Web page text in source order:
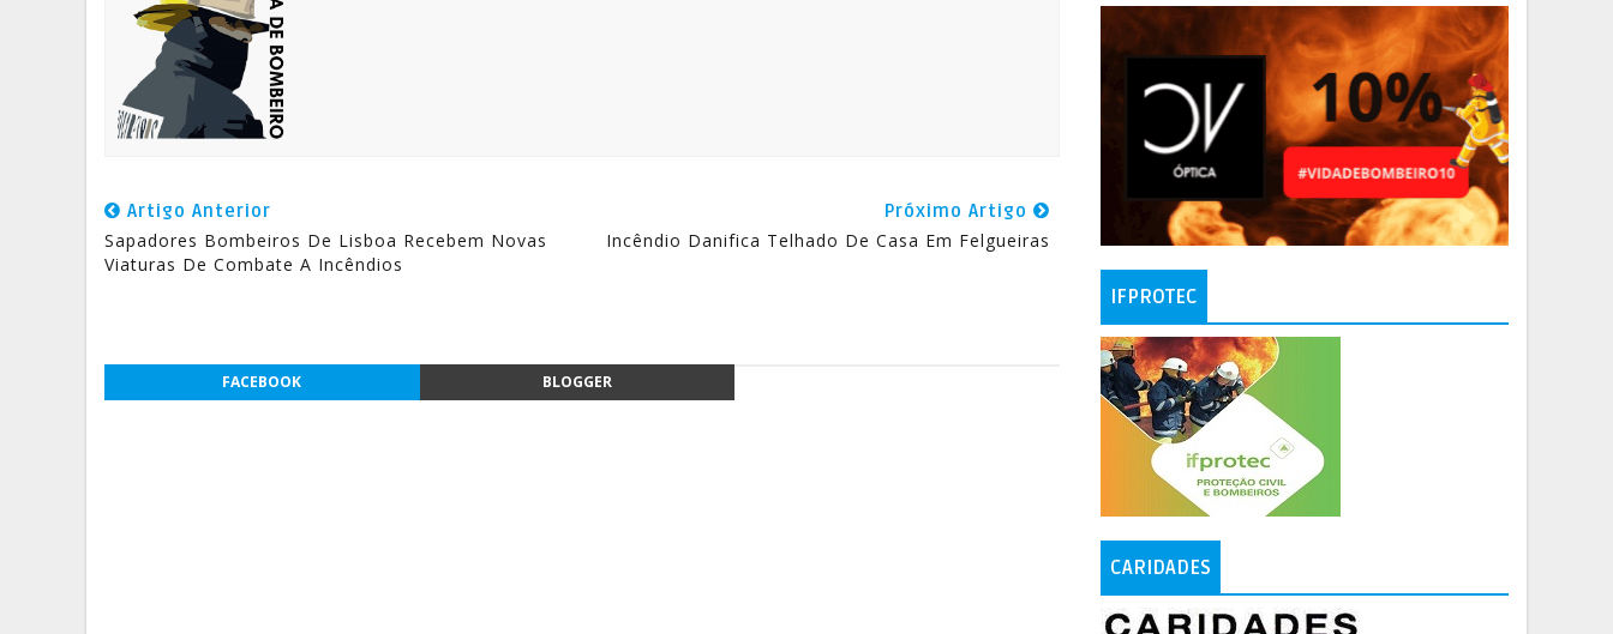
Artigo Anterior
Sapadores Bombeiros De Lisboa Recebem Novas
Viaturas De Combate A Incêndios
Próximo Artigo
Incêndio Danifica Telhado De Casa Em Felgueiras
FACEBOOK BLOGGER
IFPROTEC
CARIDADES